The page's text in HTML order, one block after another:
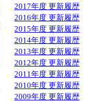
2017年度 更新履歴
2016年度 更新履歴
2015年度 更新履歴
2014年度 更新履歴
2013年度 更新履歴
2012年度 更新履歴
2011年度 更新履歴
2010年度 更新履歴
2009年度 更新履歴